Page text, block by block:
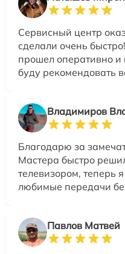
Сервисный центр
сделали очень
прошел оперативно и
буду рекомендовать
Владимиров
Благодарю за
Мастера быстро
телевизором, теперь
любимые передачи
Павлов Матвей